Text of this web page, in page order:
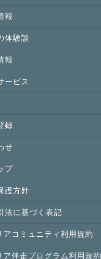
外就職セミナー
ポートAI
伴走プログラム
コミュニティ
イベント
ント一覧
報
就職情報
情報
就職情報
就職情報
就職情報
の就職情報
就職情報
情報
就職情報
アの就職情報
職情報
体験談
後の体験談
ル就職の体験談
職の体験談
験談
の体験談
就職の体験談
体験談
就職の体験談
就職の体験談
体験談
報
ルの求人
求人
人
の求人
人
の求人
の求人
の求人
ービス
介
ント
録
せ
プ
護方針
法に基づく表記
アコミュニティ利用規約
ア伴走プログラム利用規約